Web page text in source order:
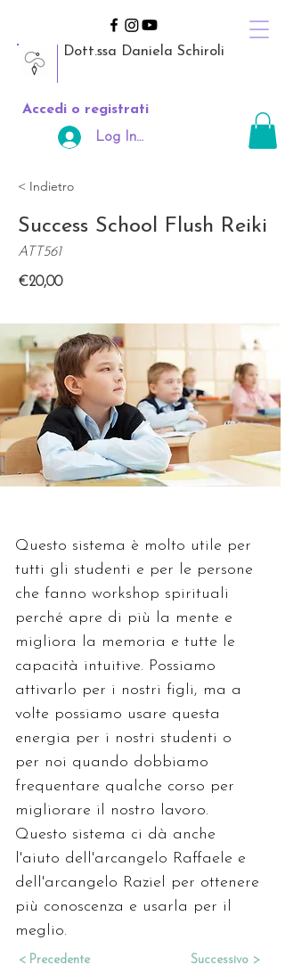
Dott.ssa Daniela Schiroli
Accedi o registrati
Log In Area Riservata
< Indietro
Success School Flush Reiki
ATT561
€20,00
Questo sistema è molto utile per
tutti gli studenti e per le persone
che fanno workshop spirituali
perché apre di più la mente e
migliora la memoria e tutte le
capacità intuitive. Possiamo
attivarlo per i nostri figli, ma a
volte possiamo usare questa
energia per i nostri studenti o
per noi quando dobbiamo
frequentare qualche corso per
migliorare il nostro lavoro.
Questo sistema ci dà anche
l'aiuto dell'arcangelo Raffaele e
dell'arcangelo Raziel per ottenere
più conoscenza e usarla per il
meglio.
< Precedente Successivo >